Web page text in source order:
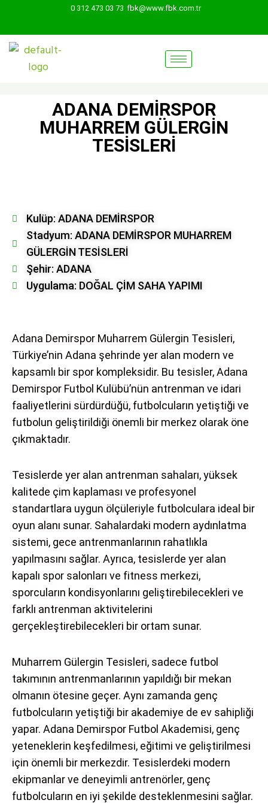
0 312 473 03 73 fbk@www.fbk.com.tr
ADANA DEMİRSPOR
MUHARREM GÜLERGİN
TESİSLERİ
Kulüp: ADANA DEMİRSPOR
Stadyum: ADANA DEMİRSPOR MUHARREM
GÜLERGİN TESİSLERİ
Şehir: ADANA
Uygulama: DOĞAL ÇİM SAHA YAPIMI
Adana Demirspor Muharrem Gülergin Tesisleri,
Türkiye’nin Adana şehrinde yer alan modern ve
kapsamlı bir spor kompleksidir. Bu tesisler, Adana
Demirspor Futbol Kulübü’nün antrenman ve idari
faaliyetlerini sürdürdüğü, futbolcuların yetiştiği ve
futbolun geliştirildiği önemli bir merkez olarak öne
çıkmaktadır.
Tesislerde yer alan antrenman sahaları, yüksek
kalitede çim kaplaması ve profesyonel
standartlara uygun ölçüleriyle futbolculara ideal bir
oyun alanı sunar. Sahalardaki modern aydınlatma
sistemi, gece antrenmanlarının rahatlıkla
yapılmasını sağlar. Ayrıca, tesislerde yer alan
kapalı spor salonları ve fitness merkezi,
sporcuların kondisyonlarını geliştirebilecekleri ve
farklı antrenman aktivitelerini
gerçekleştirebilecekleri bir ortam sunar.
Muharrem Gülergin Tesisleri, sadece futbol
takımının antrenmanlarının yapıldığı bir mekan
olmanın ötesine geçer. Aynı zamanda genç
futbolcuların yetiştiği bir akademiye de ev sahipliği
yapar. Adana Demirspor Futbol Akademisi, genç
yeteneklerin keşfedilmesi, eğitimi ve geliştirilmesi
için önemli bir merkezdir. Tesislerdeki modern
ekipmanlar ve deneyimli antrenörler, genç
futbolcuların en iyi şekilde desteklenmesini sağlar.